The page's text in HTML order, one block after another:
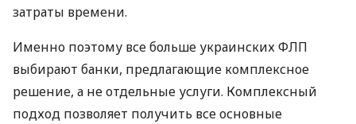
затраты времени.
Именно поэтому все больше украинских ФЛП
выбирают банки, предлагающие комплексное
решение, а не отдельные услуги. Комплексный
подход позволяет получить все основные